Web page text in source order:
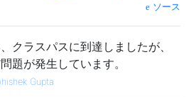
ソース
クラスパスに到達しましたが、
題が発生しています。
Gupta